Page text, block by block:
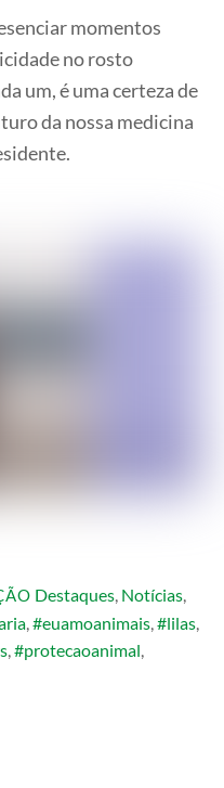
momentos
no rosto
um, é uma certeza de
da nossa medicina
Destaques, Notícias,
,#euamoanimais,#lilas,
,#protecaoanimal,